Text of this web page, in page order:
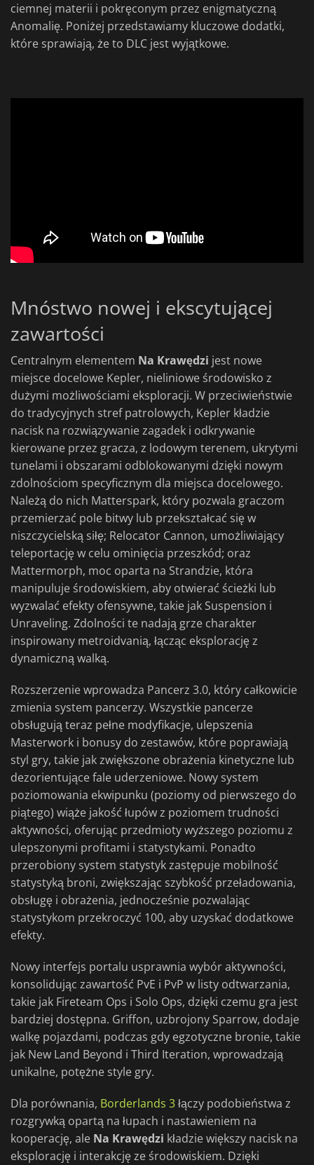
ciemnej materii i pokręconym przez enigmatyczną
Anomalię. Poniżej przedstawiamy kluczowe dodatki,
które sprawiają, że to DLC jest wyjątkowe.
Mnóstwo nowej i ekscytującej
zawartości
Centralnym elementem Na Krawędzi jest nowe
miejsce docelowe Kepler, nieliniowe środowisko z
dużymi możliwościami eksploracji. W przeciwieństwie
do tradycyjnych stref patrolowych, Kepler kładzie
nacisk na rozwiązywanie zagadek i odkrywanie
kierowane przez gracza, z lodowym terenem, ukrytymi
tunelami i obszarami odblokowanymi dzięki nowym
zdolnościom specyficznym dla miejsca docelowego.
Należą do nich Matterspark, który pozwala graczom
przemierzać pole bitwy lub przekształcać się w
niszczycielską siłę; Relocator Cannon, umożliwiający
teleportację w celu ominięcia przeszkód; oraz
Mattermorph, moc oparta na Strandzie, która
manipuluje środowiskiem, aby otwierać ścieżki lub
wyzwalać efekty ofensywne, takie jak Suspension i
Unraveling. Zdolności te nadają grze charakter
inspirowany metroidvanią, łącząc eksplorację z
dynamiczną walką.
Rozszerzenie wprowadza Pancerz 3.0, który całkowicie
zmienia system pancerzy. Wszystkie pancerze
obsługują teraz pełne modyfikacje, ulepszenia
Masterwork i bonusy do zestawów, które poprawiają
styl gry, takie jak zwiększone obrażenia kinetyczne lub
dezorientujące fale uderzeniowe. Nowy system
poziomowania ekwipunku (poziomy od pierwszego do
piątego) wiąże jakość łupów z poziomem trudności
aktywności, oferując przedmioty wyższego poziomu z
ulepszonymi profitami i statystykami. Ponadto
przerobiony system statystyk zastępuje mobilność
statystyką broni, zwiększając szybkość przeładowania,
obsługę i obrażenia, jednocześnie pozwalając
statystykom przekroczyć 100, aby uzyskać dodatkowe
efekty.
Nowy interfejs portalu usprawnia wybór aktywności,
konsolidując zawartość PvE i PvP w listy odtwarzania,
takie jak Fireteam Ops i Solo Ops, dzięki czemu gra jest
bardziej dostępna. Griffon, uzbrojony Sparrow, dodaje
walkę pojazdami, podczas gdy egzotyczne bronie, takie
jak New Land Beyond i Third Iteration, wprowadzają
unikalne, potężne style gry.
Dla porównania, Borderlands 3łączy podobieństwa z
rozgrywką opartą na łupach i nastawieniem na
kooperację, ale Na Krawędzi kładzie większy nacisk na
eksplorację i interakcję ze środowiskiem. Dzięki